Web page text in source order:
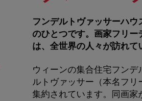
フンデルトヴァッサーハ
のひとつです。画家フリ
は、全世界の人々が訪れて
ウィーンの集合住宅フン
ルトヴァッサー（本名フ
集約されています。同画